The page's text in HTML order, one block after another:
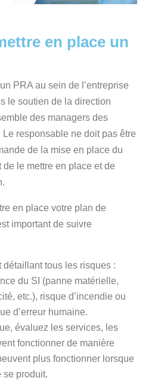
en place un
PRA au sein de l’entreprise
le soutien de la direction
des managers des
responsable ne doit pas être
de la mise en place du
de le mettre en place et de
en place votre plan de
important de suivre
détaillant tous les risques :
du SI (panne matérielle,
etc.), risque d’incendie ou
d’erreur humaine.
évaluez les services, les
fonctionner de manière
plus fonctionner lorsque
se produit.